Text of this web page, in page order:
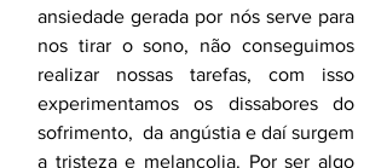
ansiedade gerada por nós serve para
nos tirar o sono, não conseguimos
realizar nossas tarefas, com isso
experimentamos os dissabores do
sofrimento,  da angústia e daí surgem
a tristeza e melancolia. Por ser algo